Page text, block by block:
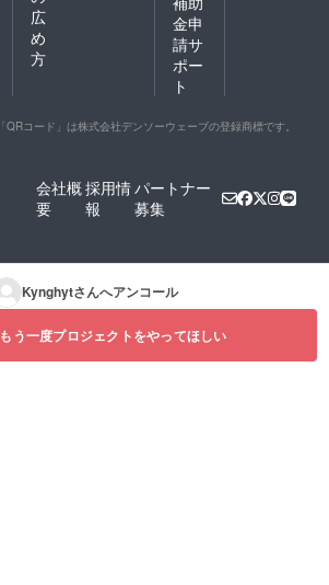
広
め
方
金申
請サ
ポー
ト
「QRコード」は株式会社デンソーウェーブの登録商標です。
会社概
要
採用情
報
パートナー
募集
Kynghytさんへアンコール
もう一度プロジェクトをやってほしい